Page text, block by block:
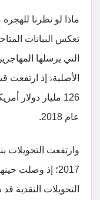
ماذا لو نظرنا
تعكس البيانات
التي يرسلها
الأصلية، إذ ارتفعت
عام 2018.